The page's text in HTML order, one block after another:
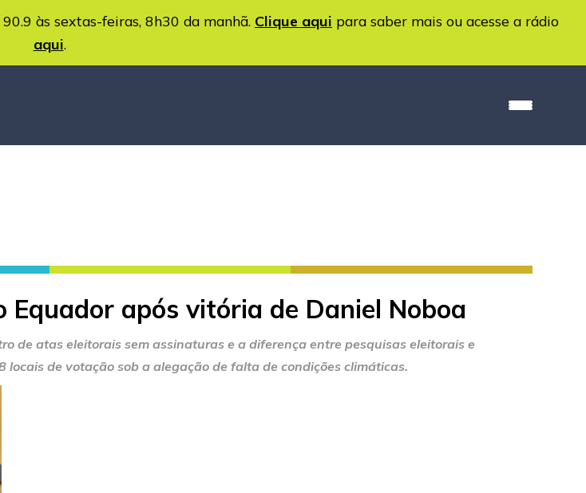
às sextas-feiras, 8h30 da manhã. Clique aqui para saber mais ou acesse a rádio
aqui.
após vitória de Daniel Noboa
de atas eleitorais sem assinaturas e a diferença entre pesquisas eleitorais e
de votação sob a alegação de falta de condições climáticas.